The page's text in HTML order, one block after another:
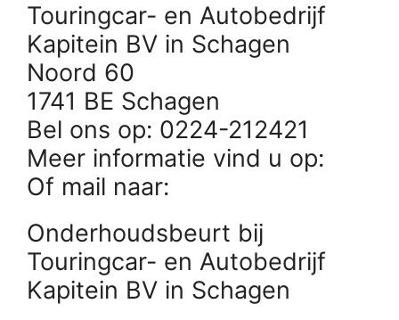
Touringcar- en Autobedrijf
Kapitein BV in Schagen
Noord 60
1741 BE Schagen
Bel ons op: 0224-212421
Meer informatie vind u op:
Of mail naar:
Onderhoudsbeurt bij
Touringcar- en Autobedrijf
Kapitein BV in Schagen